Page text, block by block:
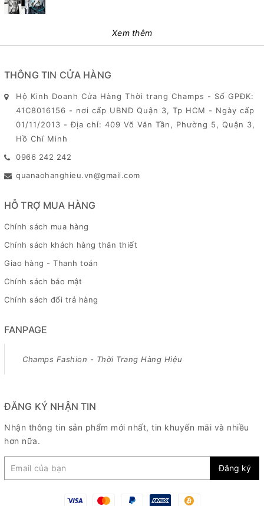
Xem thêm
THÔNG TIN CỬA HÀNG
Hộ Kinh Doanh Cửa Hàng Thời trang Champs - Số GPĐK:
41C8016156 - nơi cấp UBND Quận 3, Tp HCM - Ngày cấp
01/11/2013 - Địa chỉ: 409 Võ Văn Tần, Phường 5, Quận 3,
Hồ Chí Minh
0966 242 242
quanaohanghieu.vn@gmail.com
HỖ TRỢ MUA HÀNG
Chính sách mua hàng
Chính sách khách hàng thân thiết
Giao hàng - Thanh toán
Chính sách bảo mật
Chính sách đổi trả hàng
FANPAGE
Champs Fashion - Thời Trang Hàng Hiệu
ĐĂNG KÝ NHẬN TIN
Nhận thông tin sản phẩm mới nhất, tin khuyến mãi và nhiều
hơn nữa.
Đăng ký